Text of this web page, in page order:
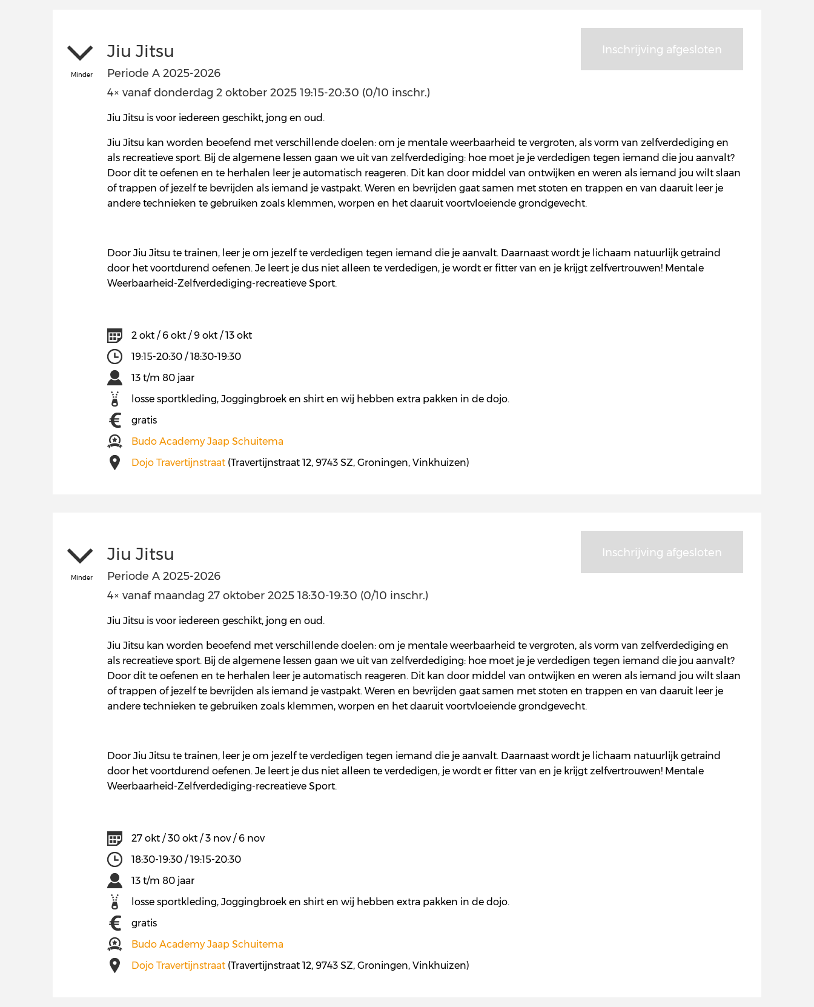
Inschrijving afgesloten
Minder
Jiu Jitsu
Periode A 2025-2026
4× vanaf donderdag 2 oktober 2025 19:15-20:30 (0/10 inschr.)
Jiu Jitsu is voor iedereen geschikt, jong en oud.
Jiu Jitsu kan worden beoefend met verschillende doelen: om je mentale weerbaarheid te vergroten, als vorm van zelfverdediging en
als recreatieve sport. Bij de algemene lessen gaan we uit van zelfverdediging: hoe moet je je verdedigen tegen iemand die jou aanvalt?
Door dit te oefenen en te herhalen leer je automatisch reageren. Dit kan door middel van ontwijken en weren als iemand jou wilt slaan
of trappen of jezelf te bevrijden als iemand je vastpakt. Weren en bevrijden gaat samen met stoten en trappen en van daaruit leer je
andere technieken te gebruiken zoals klemmen, worpen en het daaruit voortvloeiende grondgevecht.
Door Jiu Jitsu te trainen, leer je om jezelf te verdedigen tegen iemand die je aanvalt. Daarnaast wordt je lichaam natuurlijk getraind
door het voortdurend oefenen. Je leert je dus niet alleen te verdedigen, je wordt er fitter van en je krijgt zelfvertrouwen! Mentale
Weerbaarheid-Zelfverdediging-recreatieve Sport.
2 okt / 6 okt / 9 okt / 13 okt
19:15-20:30 / 18:30-19:30
13 t/m 80 jaar
losse sportkleding, Joggingbroek en shirt en wij hebben extra pakken in de dojo.
gratis
Budo Academy Jaap Schuitema
Dojo Travertijnstraat (Travertijnstraat 12, 9743 SZ, Groningen, Vinkhuizen)
Inschrijving afgesloten
Minder
Jiu Jitsu
Periode A 2025-2026
4× vanaf maandag 27 oktober 2025 18:30-19:30 (0/10 inschr.)
Jiu Jitsu is voor iedereen geschikt, jong en oud.
Jiu Jitsu kan worden beoefend met verschillende doelen: om je mentale weerbaarheid te vergroten, als vorm van zelfverdediging en
als recreatieve sport. Bij de algemene lessen gaan we uit van zelfverdediging: hoe moet je je verdedigen tegen iemand die jou aanvalt?
Door dit te oefenen en te herhalen leer je automatisch reageren. Dit kan door middel van ontwijken en weren als iemand jou wilt slaan
of trappen of jezelf te bevrijden als iemand je vastpakt. Weren en bevrijden gaat samen met stoten en trappen en van daaruit leer je
andere technieken te gebruiken zoals klemmen, worpen en het daaruit voortvloeiende grondgevecht.
Door Jiu Jitsu te trainen, leer je om jezelf te verdedigen tegen iemand die je aanvalt. Daarnaast wordt je lichaam natuurlijk getraind
door het voortdurend oefenen. Je leert je dus niet alleen te verdedigen, je wordt er fitter van en je krijgt zelfvertrouwen! Mentale
Weerbaarheid-Zelfverdediging-recreatieve Sport.
27 okt / 30 okt / 3 nov / 6 nov
18:30-19:30 / 19:15-20:30
13 t/m 80 jaar
losse sportkleding, Joggingbroek en shirt en wij hebben extra pakken in de dojo.
gratis
Budo Academy Jaap Schuitema
Dojo Travertijnstraat (Travertijnstraat 12, 9743 SZ, Groningen, Vinkhuizen)